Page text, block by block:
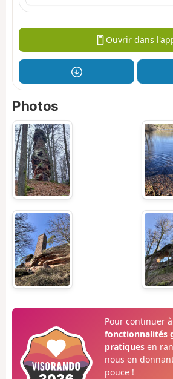
Ouvrir dans
Photos
Pour continuer
fonctionnalités
pratiquesen
nous en
pouce !